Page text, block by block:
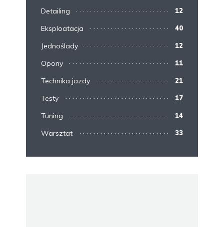
Detailing 12
Eksploatacja 40
Jednoślady 12
Opony 11
Technika jazdy 21
Testy 17
Tuning 14
Warsztat 33